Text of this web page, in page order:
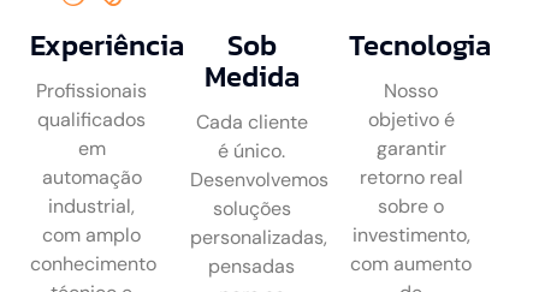
Experiência
Profissionais
qualificados
em
automação
industrial,
com amplo
conhecimento
Sob
Medida
Cada cliente
é único.
Desenvolvemos
soluções
personalizadas,
pensadas
Tecnologia
Nosso
objetivo é
garantir
retorno real
sobre o
investimento,
com aumento